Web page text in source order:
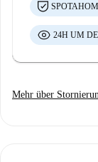
24H UM
Mehr über